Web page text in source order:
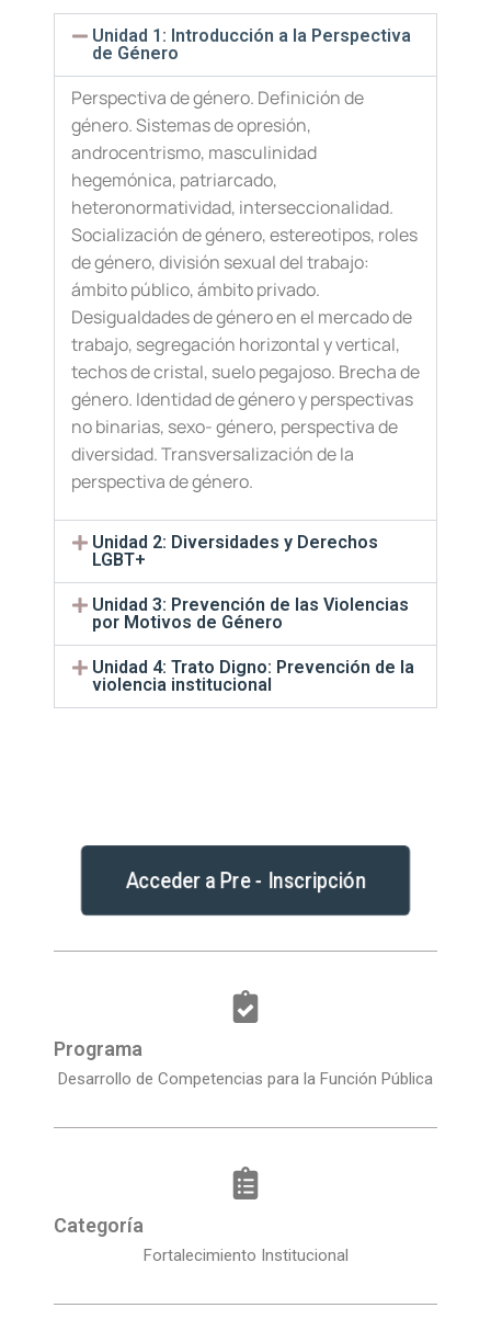
Unidad 1: Introducción a la Perspectiva
de Género
Perspectiva de género. Definición de
género. Sistemas de opresión,
androcentrismo, masculinidad
hegemónica, patriarcado,
heteronormatividad, interseccionalidad.
Socialización de género, estereotipos, roles
de género, división sexual del trabajo:
ámbito público, ámbito privado.
Desigualdades de género en el mercado de
trabajo, segregación horizontal y vertical,
techos de cristal, suelo pegajoso. Brecha de
género. Identidad de género y perspectivas
no binarias, sexo- género, perspectiva de
diversidad. Transversalización de la
perspectiva de género.
Unidad 2: Diversidades y Derechos
LGBT+
Unidad 3: Prevención de las Violencias
por Motivos de Género
Unidad 4: Trato Digno: Prevención de la
violencia institucional
Acceder a Pre - Inscripción
Programa
Desarrollo de Competencias para la Función Pública
Categoría
Fortalecimiento Institucional